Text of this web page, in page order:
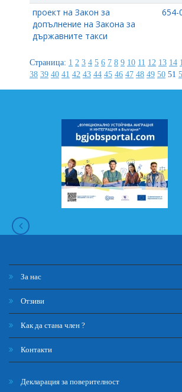
проект на Закон за
допълнение на Закона за
държавните такси
654-
Страница: 1 2 3 4 5 6 7 8 9 10 11 12 13 14
38 39 40 41 42 43 44 45 46 47 48 49 50 51
За нас
Отзиви
Как да стана член ?
Контакти
Декларация за поверителност